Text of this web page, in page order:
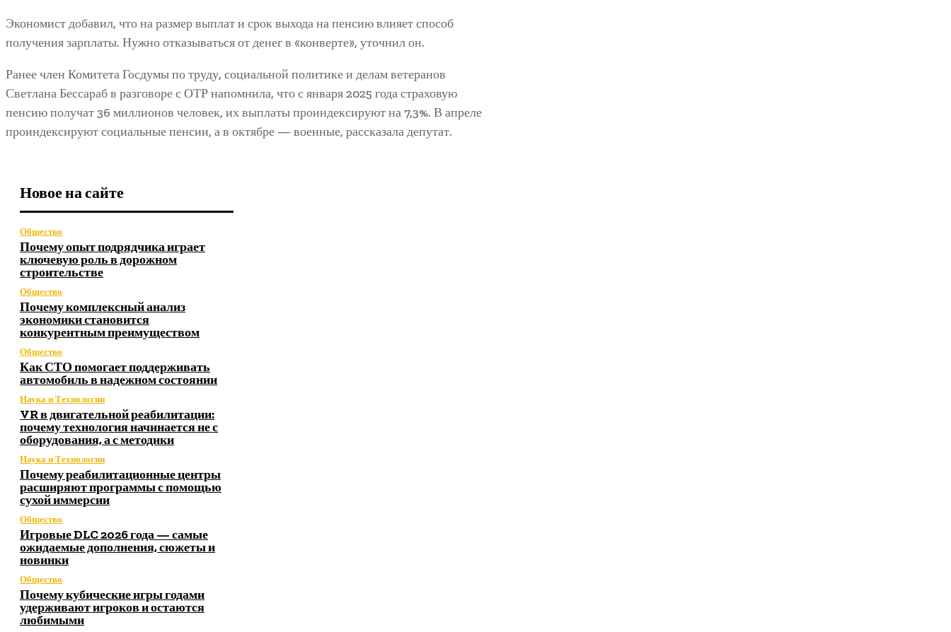
Экономист добавил, что на размер выплат и срок выхода на пенсию влияет способ
получения зарплаты. Нужно отказываться от денег в «конверте», уточнил он.
Ранее член Комитета Госдумы по труду, социальной политике и делам ветеранов
Светлана Бессараб в разговоре с ОТР напомнила, что с января 2025 года страховую
пенсию получат 36 миллионов человек, их выплаты проиндексируют на 7,3%. В апреле
проиндексируют социальные пенсии, а в октябре — военные, рассказала депутат.
Новое на сайте
Общество
Почему опыт подрядчика играет
ключевую роль в дорожном
строительстве
Общество
Почему комплексный анализ
экономики становится
конкурентным преимуществом
Общество
Как СТО помогает поддерживать
автомобиль в надежном состоянии
Наука и Технологии
VR в двигательной реабилитации:
почему технология начинается не с
оборудования, а с методики
Наука и Технологии
Почему реабилитационные центры
расширяют программы с помощью
сухой иммерсии
Общество
Игровые DLC 2026 года — самые
ожидаемые дополнения, сюжеты и
новинки
Общество
Почему кубические игры годами
удерживают игроков и остаются
любимыми